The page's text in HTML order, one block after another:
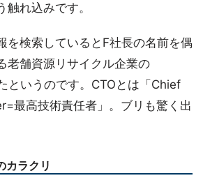
れ込みです。
を検索しているとF社長の名前を偶
老舗資源リサイクル企業の
というのです。CTOとは「Chief
最高技術責任者」。ブリも驚く出
カラクリ